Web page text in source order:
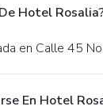
Hotel
en Calle 45
En Hotel